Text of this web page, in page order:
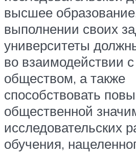
высшее
выполнении своих
университеты
во взаимодействии
обществом, а также
способствовать
общественной
исследовательских
обучения,